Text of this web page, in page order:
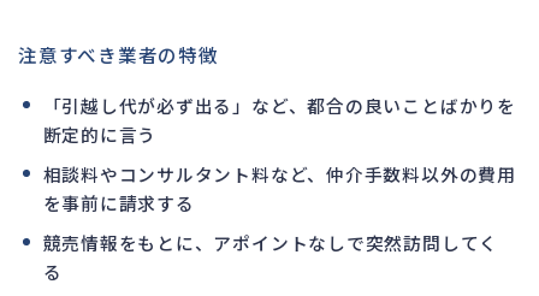
注意すべき業者の特徴
「引越し代が必ず出る」など、都合の良いことばかりを
断定的に言う
相談料やコンサルタント料など、仲介手数料以外の費用
を事前に請求する
競売情報をもとに、アポイントなしで突然訪問してく
る